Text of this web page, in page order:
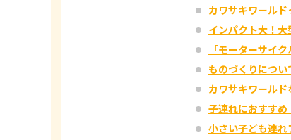
カワサキワールド
インパクト大！
「モーターサイ
ものづくりにつ
カワサキワールド
子連れにおすす
小さい子ども連